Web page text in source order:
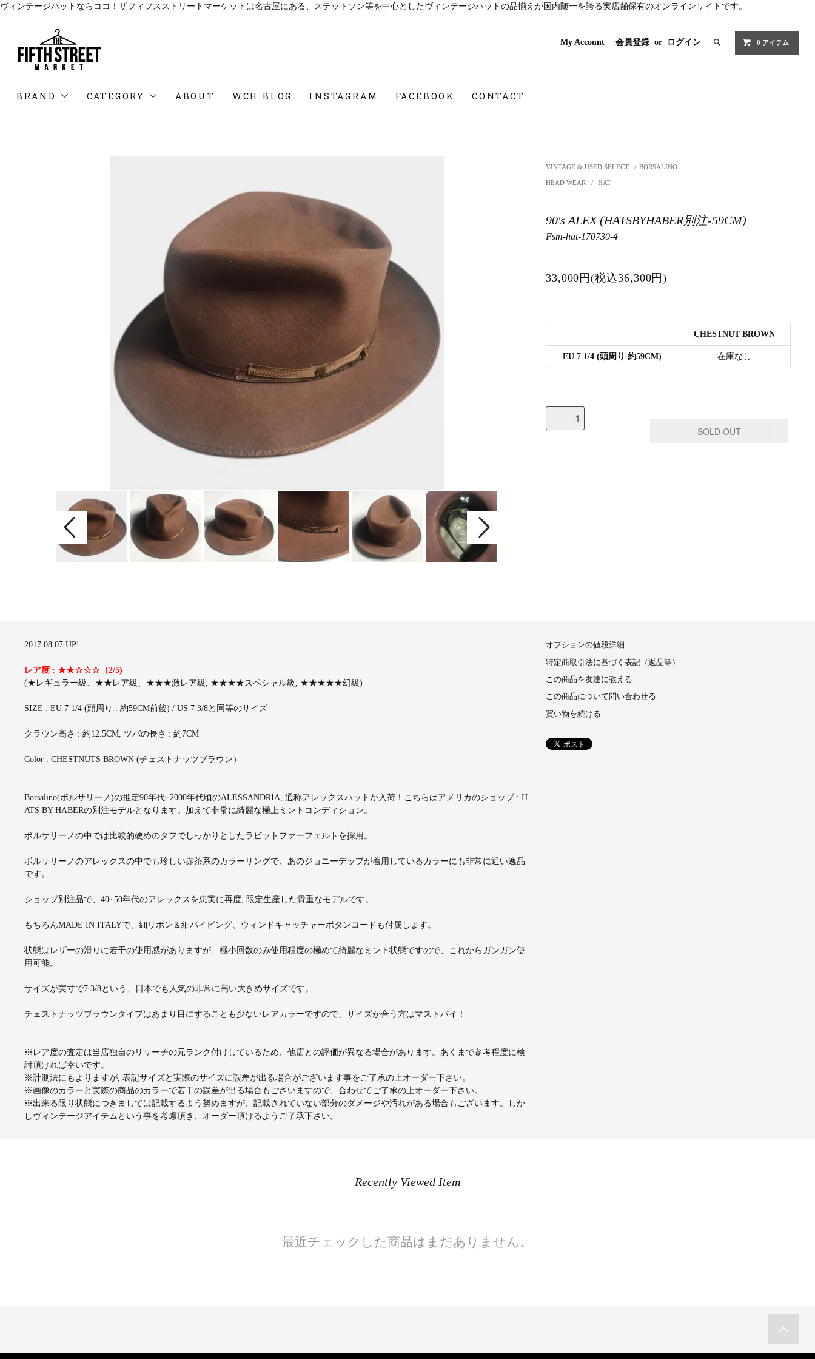
ヴィンテージハットならココ！ザフィフスストリートマーケットは名古屋にある、ステットソン等を中心としたヴィンテージハットの品揃えが国内随一を誇る実店舗保有のオンラインサイトです。
My Account 会員登録 or ログイン 0 アイテム
BRAND CATEGORY ABOUT WCH BLOG INSTAGRAM FACEBOOK CONTACT
VINTAGE & USED SELECT / BORSALINO
HEAD WEAR / HAT
90's ALEX (HATSBYHABER別注-59CM)
Fsm-hat-170730-4
33,000円(税込36,300円)
CHESTNUT BROWN
EU 7 1/4 (頭周り 約59CM) 在庫なし
2017.08.07 UP!
レア度 : ★★☆☆☆（2/5)
(★レギュラー級、★★レア級、★★★激レア級, ★★★★スペシャル級, ★★★★★幻級)
SIZE : EU 7 1/4 (頭周り : 約59CM前後) / US 7 3/8と同等のサイズ
クラウン高さ : 約12.5CM, ツバの長さ : 約7CM
Color : CHESTNUTS BROWN (チェストナッツブラウン）
Borsalino(ボルサリーノ)の推定90年代~2000年代頃のALESSANDRIA, 通称アレックスハットが入荷！こちらはアメリカのショップ : H
ATS BY HABERの別注モデルとなります。加えて非常に綺麗な極上ミントコンディション。
ボルサリーノの中では比較的硬めのタフでしっかりとしたラビットファーフェルトを採用。
ボルサリーノのアレックスの中でも珍しい赤茶系のカラーリングで、あのジョニーデップが着用しているカラーにも非常に近い逸品
です。
ショップ別注品で、40~50年代のアレックスを忠実に再度, 限定生産した貴重なモデルです。
もちろんMADE IN ITALYで、細リボン＆細パイピング、ウィンドキャッチャーボタンコードも付属します。
状態はレザーの滑りに若干の使用感がありますが、極小回数のみ使用程度の極めて綺麗なミント状態ですので、これからガンガン使
用可能。
サイズが実寸で7 3/8という、日本でも人気の非常に高い大きめサイズです。
チェストナッツブラウンタイプはあまり目にすることも少ないレアカラーですので、サイズが合う方はマストバイ！
※レア度の査定は当店独自のリサーチの元ランク付けしているため、他店との評価が異なる場合があります。あくまで参考程度に検
討頂ければ幸いです。
※計測法にもよりますが, 表記サイズと実際のサイズに誤差が出る場合がございます事をご了承の上オーダー下さい。
※画像のカラーと実際の商品のカラーで若干の誤差が出る場合もございますので、合わせてご了承の上オーダー下さい。
※出来る限り状態につきましては記載するよう努めますが、記載されていない部分のダメージや汚れがある場合もございます。しか
しヴィンテージアイテムという事を考慮頂き、オーダー頂けるようご了承下さい。
オプションの値段詳細
特定商取引法に基づく表記（返品等）
この商品を友達に教える
この商品について問い合わせる
買い物を続ける
Recently Viewed Item
最近チェックした商品はまだありません。